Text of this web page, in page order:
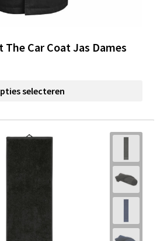
Car Coat Jas Dames
selecteren